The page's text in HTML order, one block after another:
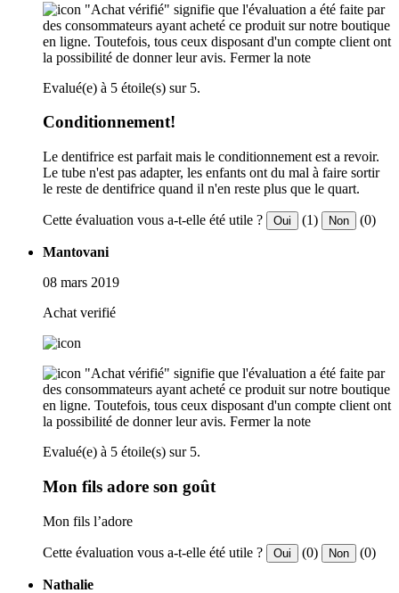
"Achat vérifié" signifie que l'évaluation a été faite par
des consommateurs ayant acheté ce produit sur notre boutique
en ligne. Toutefois, tous ceux disposant d'un compte client ont
la possibilité de donner leur avis. Fermer la note
Evalué(e) à 5 étoile(s) sur 5.
Conditionnement!
Le dentifrice est parfait mais le conditionnement est a revoir.
Le tube n'est pas adapter, les enfants ont du mal à faire sortir
le reste de dentifrice quand il n'en reste plus que le quart.
Cette évaluation vous a-t-elle été utile ? Oui (1) Non (0)
Mantovani
08 mars 2019
Achat verifié
"Achat vérifié" signifie que l'évaluation a été faite par
des consommateurs ayant acheté ce produit sur notre boutique
en ligne. Toutefois, tous ceux disposant d'un compte client ont
la possibilité de donner leur avis. Fermer la note
Evalué(e) à 5 étoile(s) sur 5.
Mon fils adore son goût
Mon fils l’adore
Cette évaluation vous a-t-elle été utile ? Oui (0) Non (0)
Nathalie